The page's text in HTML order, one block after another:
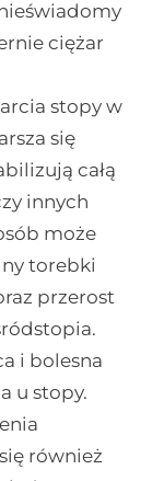
ciężar
stopy w
się
całą
innych
może
torebki
przerost
i bolesna
u stopy.
również